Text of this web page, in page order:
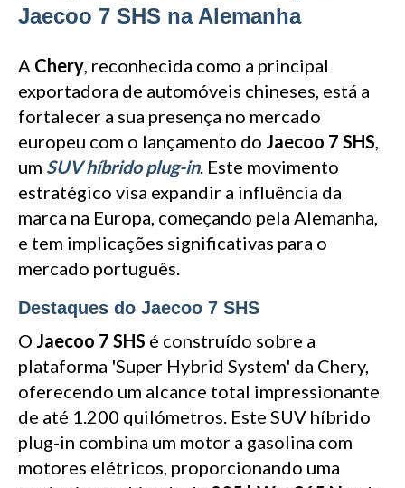
Jaecoo 7 SHS na Alemanha
A Chery , reconhecida como a principal
exportadora de automóveis chineses, está a
fortalecer a sua presença no mercado
europeu com o lançamento do Jaecoo 7 SHS
um SUV híbrido plug-in. Este movimento
estratégico visa expandir a influência da
marca na Europa, começando pela Alemanha,
e tem implicações significativas para o
mercado português.
Destaques do Jaecoo 7 SHS
O Jaecoo 7 SHS é construído sobre a
plataforma 'Super Hybrid System' da Chery,
oferecendo um alcance total impressionante
de até 1.200 quilómetros. Este SUV híbrido
plug-in combina um motor a gasolina com
motores elétricos, proporcionando uma